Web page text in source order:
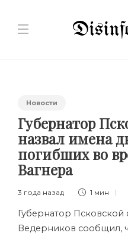
Новости
Губернатор
назвал имена
погибших во
Вагнера
3 года назад 1 мин
Губернатор Псковской
Ведерников сообщил,